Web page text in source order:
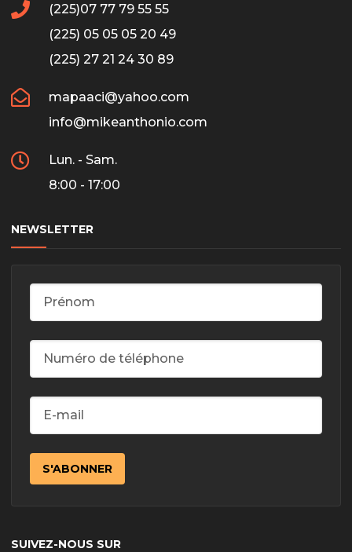
(225)07 77 79 55 55
(225) 05 05 05 20 49
(225) 27 21 24 30 89
mapaaci@yahoo.com
info@mikeanthonio.com
Lun. - Sam.
8:00 - 17:00
NEWSLETTER
SUIVEZ-NOUS SUR